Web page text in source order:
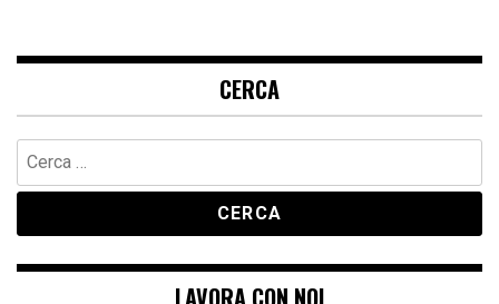
CERCA
Ricerca
per:
LAVORA CON NOI